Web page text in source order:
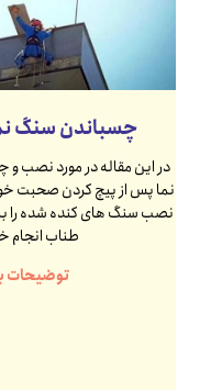
چسباندن سنگ
در این مقاله در مورد نصب
نما پس از پیچ کردن صحبت
نصب سنگ های کنده شده را
طناب انجام
توضیحات